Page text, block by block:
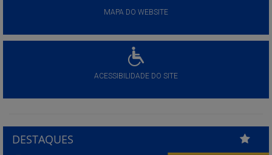
MAPA DO WEBSITE
ACESSIBILIDADE DO SITE
DESTAQUES